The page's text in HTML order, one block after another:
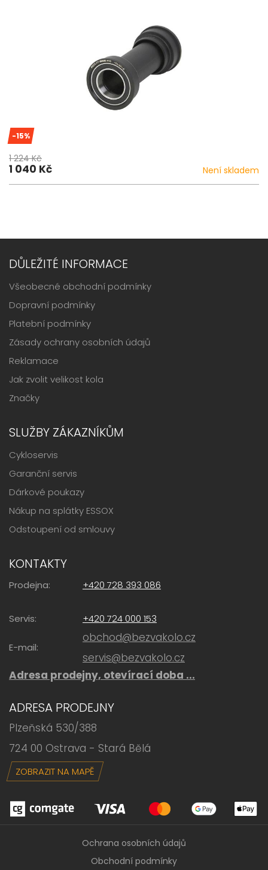
-15%
1 224 Kč
1 040 Kč Není skladem
DŮLEŽITÉ INFORMACE
Všeobecné obchodní podmínky
Dopravní podmínky
Platební podmínky
Zásady ochrany osobních údajů
Reklamace
Jak zvolit velikost kola
Značky
SLUŽBY ZÁKAZNÍKŮM
Cykloservis
Garanční servis
Dárkové poukazy
Nákup na splátky ESSOX
Odstoupení od smlouvy
KONTAKTY
Prodejna: +420 728 393 086
Servis: +420 724 000 153
E-mail:
obchod@bezvakolo.cz
servis@bezvakolo.cz
Adresa prodejny, otevírací doba ...
ADRESA PRODEJNY
Plzeňská 530/388
724 00 Ostrava - Stará Bělá
ZOBRAZIT NA MAPĚ
Ochrana osobních údajů
Obchodní podmínky